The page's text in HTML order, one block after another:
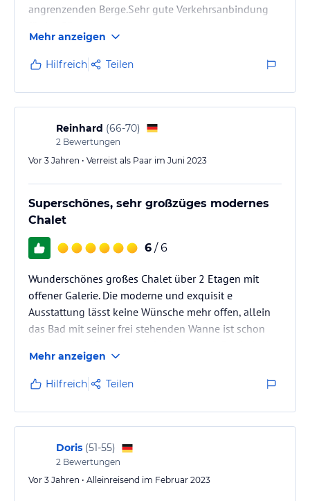
angrenzenden Berge.Sehr gute Verkehrsanbindung
Besonders hervorzuheben ist das ausgiebige
Frühstück ,welches in Liebe angerichtet wurde.
Das schönste die die liebevoll entworfenden
Emojis,die man immer einen Tag vorher auswählen
kann. Lecker .....
Auch die mit Liebe angemalten Frühstückseier.
Die Eigentümerin ist jeden Tag mit Rat und Tat zur…
Mehr anzeigen
Hilfreich Teilen
Reinhard (66-70)
2 Bewertungen
Vor 3 Jahren • Verreist als Paar im Juni 2023
Superschönes, sehr großzüges modernes
Chalet
6 / 6
Wunderschönes großes Chalet über 2 Etagen mit
offener Galerie. Die moderne und exquisit e
Ausstattung lässt keine Wünsche mehr offen, allein
das Bad mit seiner frei stehenden Wanne ist schon
Stühlen und zwei Liegen bieten einen tollen Ausblick
auf die Zugspitze. Wir haben uns mehr als wohl und
gut aufgehoben gefühlt, zumal sich auch das Wetter
von seiner besten Seite gezeigt hat.
Mehr anzeigen
Hilfreich Teilen
Doris (51-55)
2 Bewertungen
Vor 3 Jahren • Alleinreisend im Februar 2023